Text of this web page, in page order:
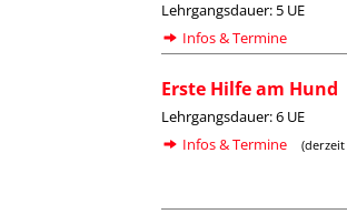
Lehrgangsdauer: 5 UE
Infos & Termine
Erste Hilfe am Hund
Lehrgangsdauer: 6 UE
Infos & Termine